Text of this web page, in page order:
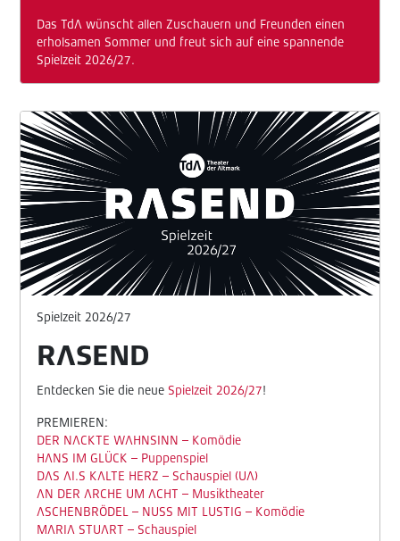
Das TdA wünscht allen Zuschauern und Freunden einen
erholsamen Sommer und freut sich auf eine spannende
Spielzeit 2026/27.
Spielzeit 2026/27
RASEND
Entdecken Sie die neueSpielzeit 2026/27!
PREMIEREN:
DER NACKTE WAHNSINN – Komödie
HANS IM GLÜCK – Puppenspiel
DAS AI.S KALTE HERZ – Schauspiel (UA)
AN DER ARCHE UM ACHT – Musiktheater
ASCHENBRÖDEL – NUSS MIT LUSTIG – Komödie
MARIA STUART – Schauspiel